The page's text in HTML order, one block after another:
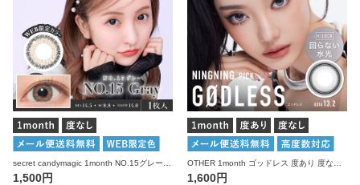
secret candymagic 1month NO.15グレー 度なし 1枚入り×2箱 計2枚 シークレットキャンディーマジック カラコン
1,500円
OTHER 1month ゴッドレス 度あり 度なし 1枚入り×2箱 計2枚 アザー カラコン
1,600円